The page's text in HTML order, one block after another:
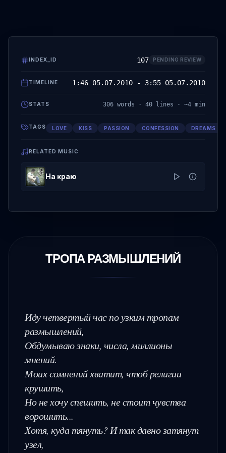
INDEX_ID 107 PENDING REVIEW
TIMELINE 1:46 05.07.2010 - 3:55 05.07.2010
STATS 306 words · 40 lines · ~4 min
TAGS LOVE KISS PASSION CONFESSION DREAMS
RELATED MUSIC
На краю
ТРОПА РАЗМЫШЛЕНИЙ
Иду четвертый час по узким тропам
размышлений,
Обдумываю знаки, числа, миллионы
мнений.
Моих сомнений хватит, чтоб религии
крушить,
Но не хочу спешить, не стоит чувства
ворошить...
Хотя, куда тянуть? И так давно затянут
узел,